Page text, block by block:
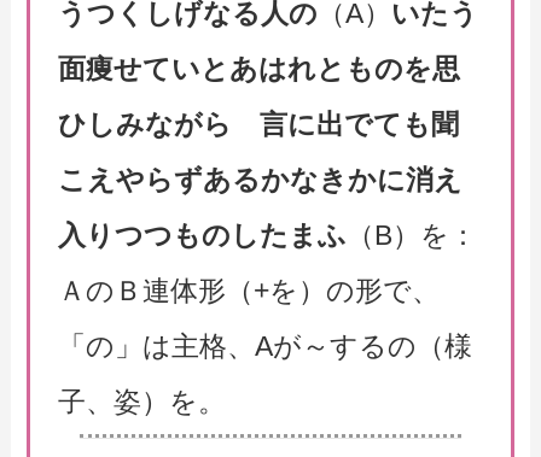
うつくしげなる人の （A） いたう
面痩せていとあはれとものを思
ひしみながら 言に出でても聞
こえやらずあるかなきかに消え
入りつつものしたまふ （B）を：
ＡのＢ連体形（+を）の形で、
「の」は主格、Aが～するの（様
子、姿）を。